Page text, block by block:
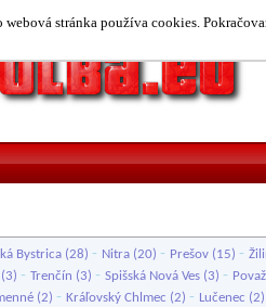
webová stránka používa cookies.
Bystrica (28) - Nitra (20) - Prešov (15) -
(3) - Trenčín (3) - Spišská Nová Ves (3) -
(2) - Kráľovský Chlmec (2) - Lučenec (2)